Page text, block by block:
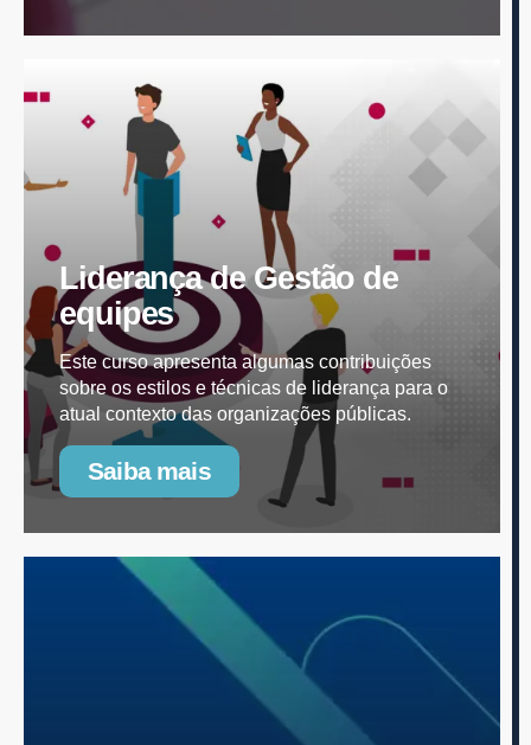
Liderança de Gestão de
equipes
Este curso apresenta algumas contribuições
sobre os estilos e técnicas de liderança para o
atual contexto das organizações públicas.
Saiba mais